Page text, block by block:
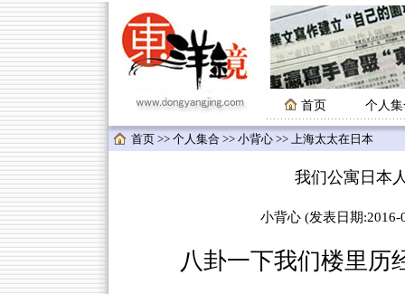
首页 个人
首页 >> 个人集合 >> 小背心 >> 上海太太在日本
我们公寓日本
小背心 (发表日期:2016-
八卦一下我们楼里历